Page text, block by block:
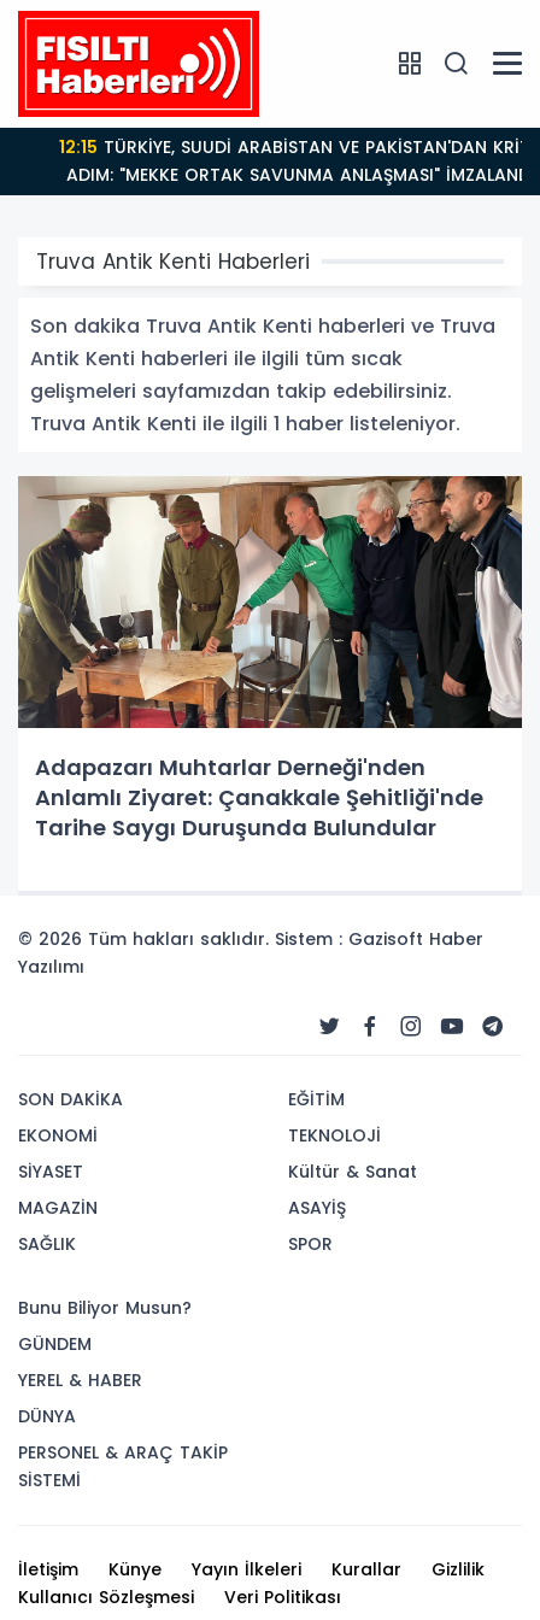
12:15TÜRKİYE, SUUDİ ARABİSTAN VE PAKİSTAN'DAN KRİTİK
ADIM: "MEKKE ORTAK SAVUNMA ANLAŞMASI" İMZALANDI!
Truva Antik Kenti Haberleri
Son dakika Truva Antik Kenti haberleri ve Truva
Antik Kenti haberleri ile ilgili tüm sıcak
gelişmeleri sayfamızdan takip edebilirsiniz.
Truva Antik Kenti ile ilgili 1 haber listeleniyor.
Adapazarı Muhtarlar Derneği'nden
Anlamlı Ziyaret: Çanakkale Şehitliği'nde
Tarihe Saygı Duruşunda Bulundular
© 2026 Tüm hakları saklıdır. Sistem : Gazisoft Haber
Yazılımı
SON DAKİKA
EKONOMİ
SİYASET
MAGAZİN
SAĞLIK
EĞİTİM
TEKNOLOJİ
Kültür & Sanat
ASAYİŞ
SPOR
Bunu Biliyor Musun?
GÜNDEM
YEREL & HABER
DÜNYA
PERSONEL & ARAÇ TAKİP
SİSTEMİ
İletişim Künye Yayın İlkeleri Kurallar
Gizlilik
Kullanıcı Sözleşmesi
Veri Politikası